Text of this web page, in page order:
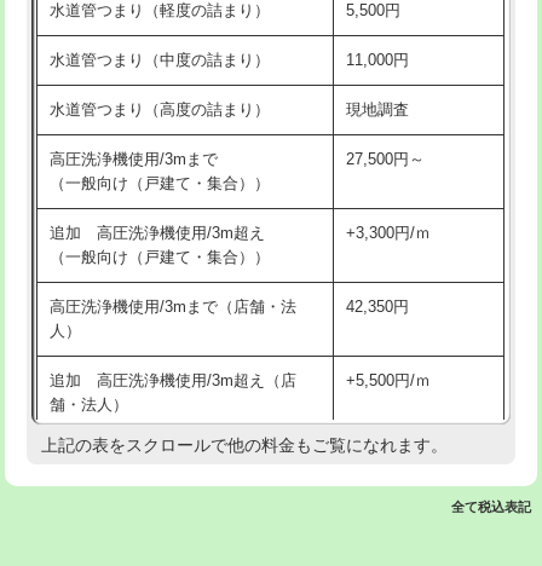
洗面台設置 38,500円
化粧台設置 22,000円
追加人工 16,500円
廃棄・処分 現場見積
※給水管工事は20mmまでの価格です。
交換・取付(排水栓・排水トラップ
22,000円+材料費
持込商品取付（混合水栓）
持込商品取付（浄水器・分岐水栓） 16,500円
業）
排水管工事（追加 排水管工事/3ｍ超
え）
マス交換（土の掘削・埋め戻し作業） 11,000円~
水道管つまり（軽度の詰まり） 5,500円
水道管つまり（中度の詰まり） 11,000円
水道管つまり（高度の詰まり） 現地調査
高圧洗浄機使用/3mまで
（一般向け（戸建て・集合））
27,500円～
追加 高圧洗浄機使用/3m超え
（一般向け（戸建て・集合））
+3,300円/ｍ
高圧洗浄機使用/3mまで（店舗・法
人）
42,350円
追加 高圧洗浄機使用/3m超え（店
舗・法人）
+5,500円/ｍ
高度高圧洗浄換 現地調査
上記の表をスクロールで他の料金もご覧になれます。
全て税込表記